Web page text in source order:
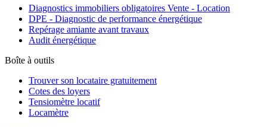
Diagnostics immobiliers obligatoires Vente - Location
DPE - Diagnostic de performance énergétique
Repérage amiante avant travaux
Audit énergétique
Boîte à outils
Trouver son locataire gratuitement
Cotes des loyers
Tensiomètre locatif
Locamètre